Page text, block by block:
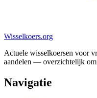
Wisselkoers.org
Actuele wisselkoersen voor
aandelen — overzichtelijk
Navigatie